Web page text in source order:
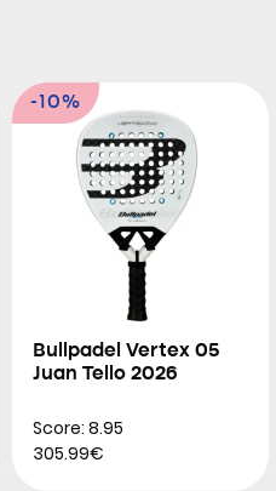
-10%
Bullpadel Vertex 05
Juan Tello 2026
Score: 8.95
305.99€